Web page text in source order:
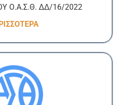
Ο.Α.Σ.Θ. ΔΔ/16/2022